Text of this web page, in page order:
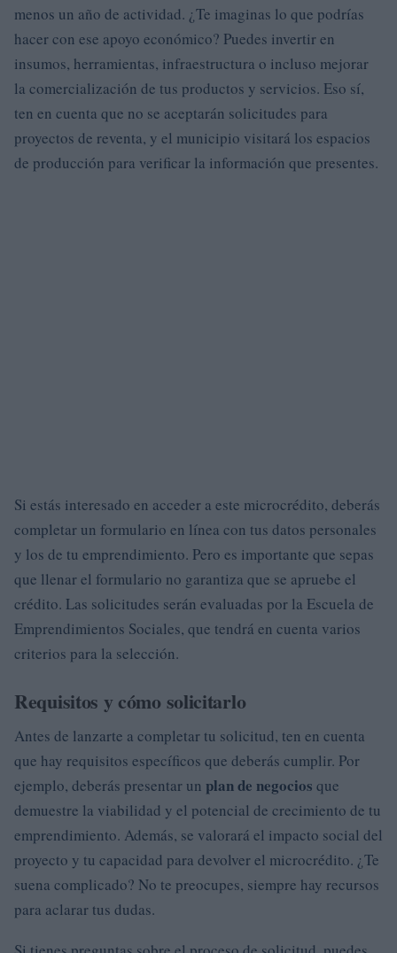
menos un año de actividad. ¿Te imaginas lo que podrías
hacer con ese apoyo económico? Puedes invertir en
insumos, herramientas, infraestructura o incluso mejorar
la comercialización de tus productos y servicios. Eso sí,
ten en cuenta que no se aceptarán solicitudes para
proyectos de reventa, y el municipio visitará los espacios
de producción para verificar la información que presentes.
Si estás interesado en acceder a este microcrédito, deberás
completar un formulario en línea con tus datos personales
y los de tu emprendimiento. Pero es importante que sepas
que llenar el formulario no garantiza que se apruebe el
crédito. Las solicitudes serán evaluadas por la Escuela de
Emprendimientos Sociales, que tendrá en cuenta varios
criterios para la selección.
Requisitos y cómo solicitarlo
Antes de lanzarte a completar tu solicitud, ten en cuenta
que hay requisitos específicos que deberás cumplir. Por
ejemplo, deberás presentar un plan de negocios que
demuestre la viabilidad y el potencial de crecimiento de tu
emprendimiento. Además, se valorará el impacto social del
proyecto y tu capacidad para devolver el microcrédito. ¿Te
suena complicado? No te preocupes, siempre hay recursos
para aclarar tus dudas.